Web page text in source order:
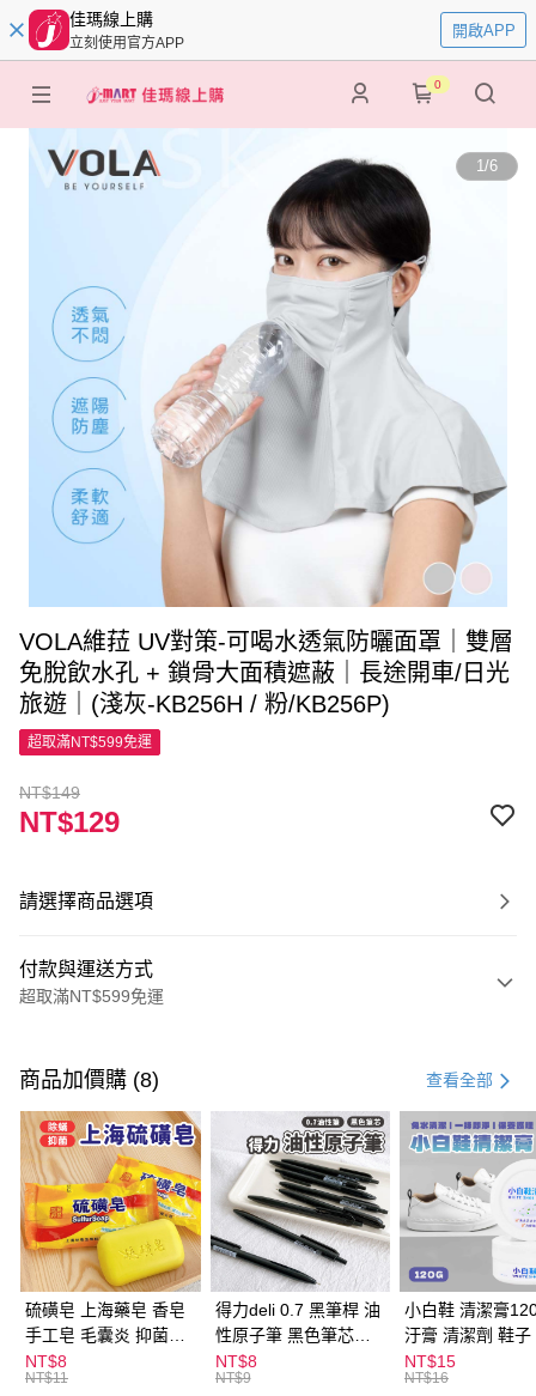
佳瑪線上購
立刻使用官方APP
開啟APP
0
1/6
VOLA維菈 UV對策-可喝水透氣防曬面罩｜雙層
免脫飲水孔 + 鎖骨大面積遮蔽｜長途開車/日光
旅遊｜(淺灰-KB256H / 粉/KB256P)
超取滿NT$599免運
NT$149
NT$129
請選擇商品選項
付款與運送方式
超取滿NT$599免運
信用卡一次付款
超商取貨付款
LINE Pay
Apple Pay
街口支付
悠遊付
ATM付款
商品加價購 (8) 查看全部
硫磺皂 上海藥皂 香皂
手工皂 毛囊炎 抑菌除
蟎 清潔護膚 去油去痘
寵物皮膚病 狗狗貓咪
NT$8
NT$11
得力deli 0.7 黑筆桿 油
性原子筆 黑色筆芯
S304
NT$8
NT$9
小白鞋 清潔膏
汙膏 清潔劑 鞋子
漬 白皮鞋 鞋油
NT$15
NT$16